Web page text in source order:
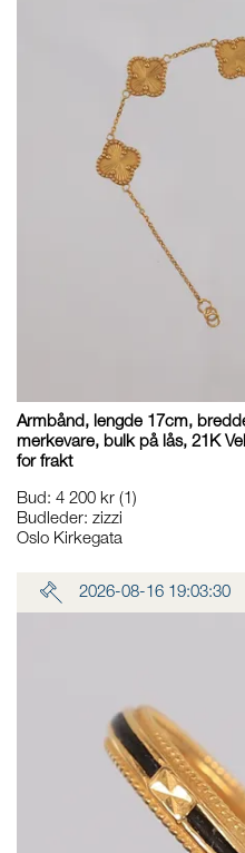
Armbånd, lengde 17cm,
merkevare, bulk på lås, 21K
for frakt
Bud: 4 200 kr (1)
Budleder: zizzi
Oslo Kirkegata
2026-08-16 19:03:30